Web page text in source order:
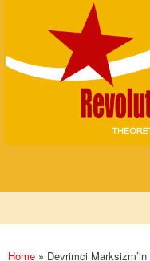
Marksizm
Home » Devrimci